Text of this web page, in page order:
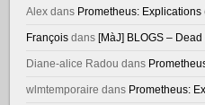
Alex dans Prometheus: Explications
François dans[MàJ] BLOGS – Dead
Diane-alice Radou dans
wlmtemporaire dans Prometheus: